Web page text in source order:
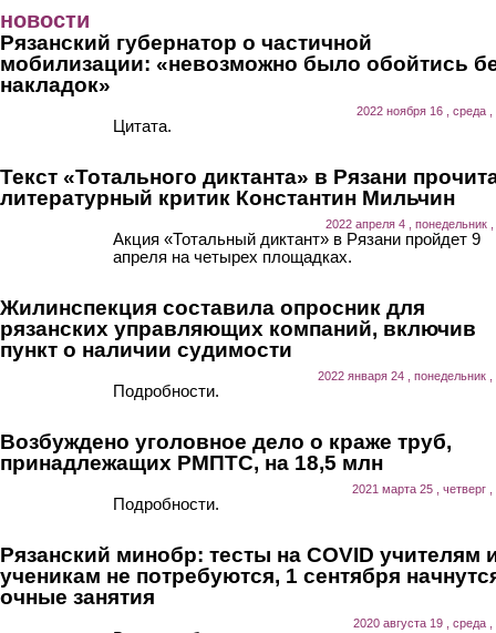
новости
Рязанский губернатор о частичной
мобилизации: «невозможно было обойтись
накладок»
2022 ноября 16 , среда ,
Цитата.
Текст «Тотального диктанта» в Рязани
литературный критик Константин Мильчин
2022 апреля 4 , понедельник ,
Акция «Тотальный диктант» в Рязани пройдет 9
апреля на четырех площадках.
Жилинспекция составила опросник для
рязанских управляющих компаний, включив
пункт о наличии судимости
2022 января 24 , понедельник ,
Подробности.
Возбуждено уголовное дело о краже труб,
принадлежащих РМПТС, на 18,5 млн
2021 марта 25 , четверг ,
Подробности.
Рязанский минобр: тесты на COVID учителям
ученикам не потребуются, 1 сентября
очные занятия
2020 августа 19 , среда ,